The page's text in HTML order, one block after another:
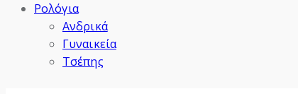
Ρολόγια
Ανδρικά
Γυναικεία
Τσέπης